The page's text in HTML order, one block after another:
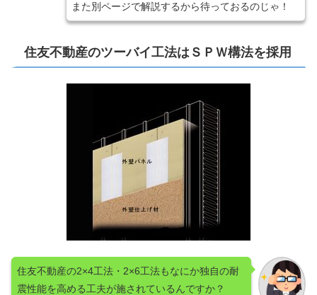
また別ページで解説するから待っておるのじゃ！
住友不動産のツーバイ工法はＳＰＷ構法を採用
住友不動産の2×4工法・2×6工法もなにか独自の耐
震性能を高める工夫が施されているんですか？